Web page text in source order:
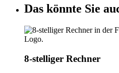
Das könnte Sie
8-stelliger Rechner